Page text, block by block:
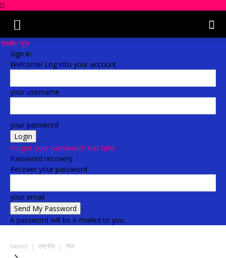
शबनम न्यूज
Sign in
Welcome! Log into your account
your username
your password
Forgot your password? Get help
Password recovery
Recover your password
your email
A password will be e-mailed to you.
Home राष्ट्रीय गोवा